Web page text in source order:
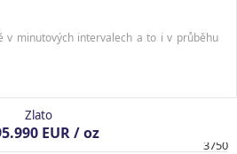
v minutových intervalech a to i v průběhu
Zlato
EUR / oz
3750